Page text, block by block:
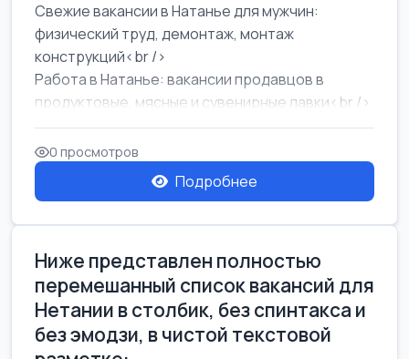
Свежие вакансии в Натанье для мужчин:
физический труд, демонтаж, монтаж
конструкций<br />
Работа в Натанье: вакансии продавцов в
продуктовые, мясные и сувенирные лавки<br />
Разнорабочий на сборку м...
0 просмотров
Подробнее
Ниже представлен полностью
перемешанный список вакансий для
Нетании в столбик, без спинтакса и
без эмодзи, в чистой текстовой